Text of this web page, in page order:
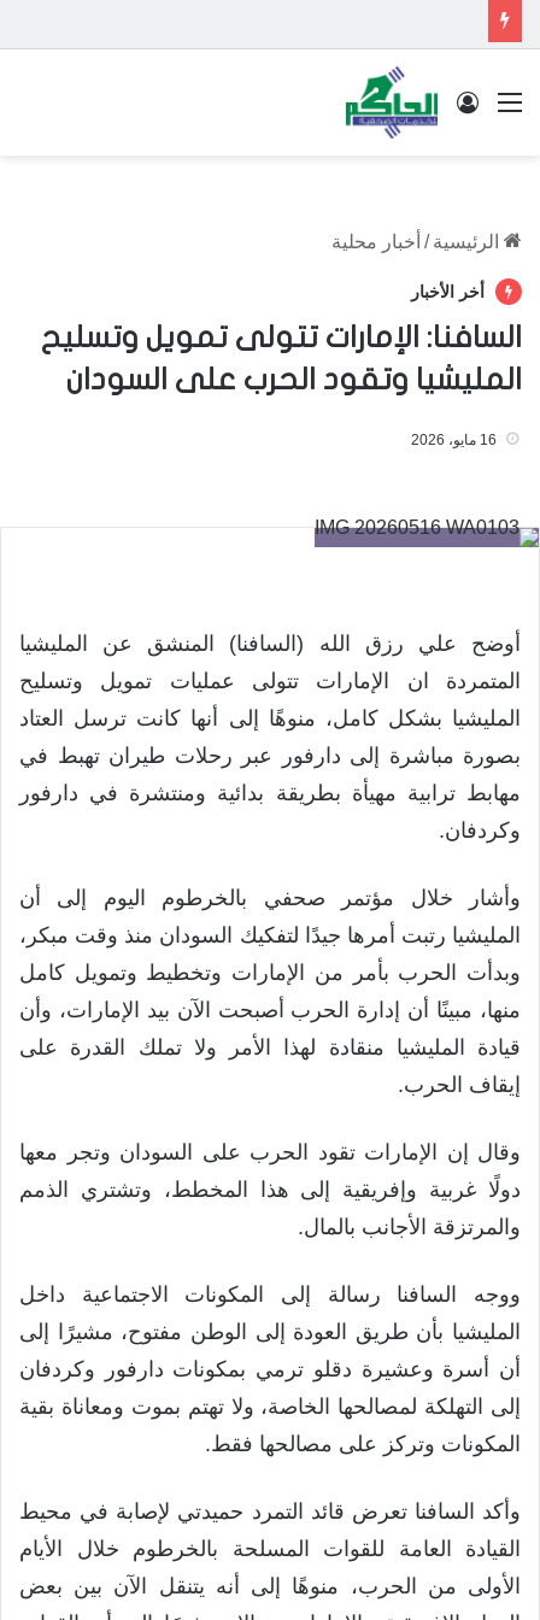
القائمة تسجيل الدخول
الرئيسية / أخبار محلية
أخر الأخبار
السافنا: الإمارات تتولى تمويل وتسليح
المليشيا وتقود الحرب على السودان
16 مايو، 2026
أوضح علي رزق الله (السافنا) المنشق عن المليشيا
المتمردة ان الإمارات تتولى عمليات تمويل وتسليح
المليشيا بشكل كامل، منوهًا إلى أنها كانت ترسل العتاد
بصورة مباشرة إلى دارفور عبر رحلات طيران تهبط في
مهابط ترابية مهيأة بطريقة بدائية ومنتشرة في دارفور
وكردفان.
وأشار خلال مؤتمر صحفي بالخرطوم اليوم إلى أن
المليشيا رتبت أمرها جيدًا لتفكيك السودان منذ وقت مبكر،
وبدأت الحرب بأمر من الإمارات وتخطيط وتمويل كامل
منها، مبينًا أن إدارة الحرب أصبحت الآن بيد الإمارات، وأن
قيادة المليشيا منقادة لهذا الأمر ولا تملك القدرة على
إيقاف الحرب.
وقال إن الإمارات تقود الحرب على السودان وتجر معها
دولًا غربية وإفريقية إلى هذا المخطط، وتشتري الذمم
والمرتزقة الأجانب بالمال.
ووجه السافنا رسالة إلى المكونات الاجتماعية داخل
المليشيا بأن طريق العودة إلى الوطن مفتوح، مشيرًا إلى
أن أسرة وعشيرة دقلو ترمي بمكونات دارفور وكردفان
إلى التهلكة لمصالحها الخاصة، ولا تهتم بموت ومعاناة بقية
المكونات وتركز على مصالحها فقط.
وأكد السافنا تعرض قائد التمرد حميدتي لإصابة في محيط
القيادة العامة للقوات المسلحة بالخرطوم خلال الأيام
الأولى من الحرب، منوهًا إلى أنه يتنقل الآن بين بعض